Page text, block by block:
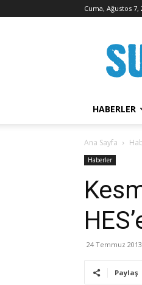
Cuma, Ağustos 7,
HABERLER
Ana Sayfa
Haberler
24 Temmuz 2013
Paylaş